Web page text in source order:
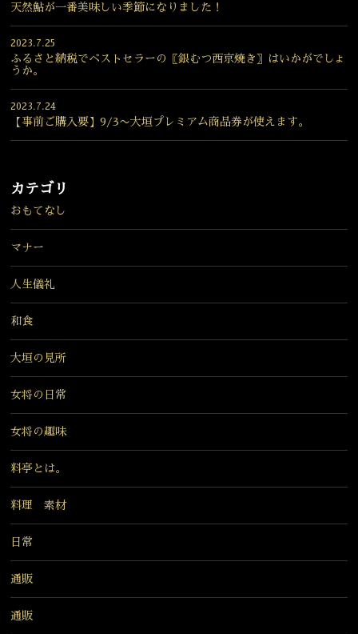
天然鮎が一番美味しい季節になりました！
2023.7.25
ふるさと納税でベストセラーの〖銀むつ西京焼き〗はいかがでしょ
うか。
2023.7.24
【事前ご購入要】9/3〜大垣プレミアム商品券が使えます。
カテゴリ
おもてなし
マナー
人生儀礼
和食
大垣の見所
女将の日常
女将の趣味
料亭とは。
料理 素材
日常
通販
通販